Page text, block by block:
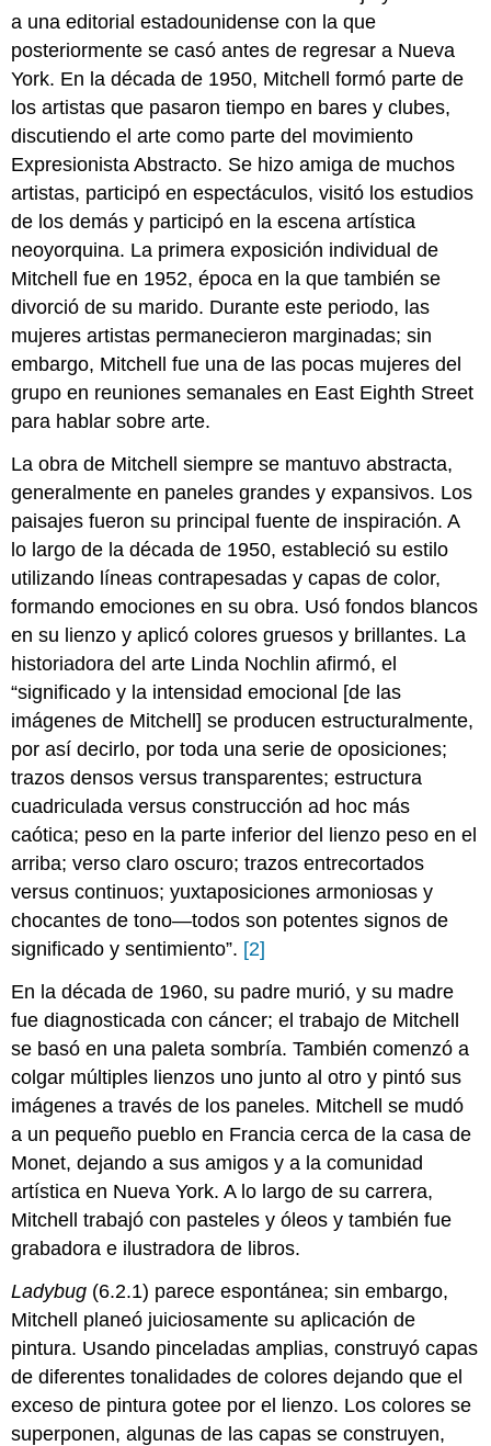
a una editorial estadounidense con la que
posteriormente se casó antes de regresar a Nueva
York. En la década de 1950, Mitchell formó parte de
los artistas que pasaron tiempo en bares y clubes,
discutiendo el arte como parte del movimiento
Expresionista Abstracto. Se hizo amiga de muchos
artistas, participó en espectáculos, visitó los estudios
de los demás y participó en la escena artística
neoyorquina. La primera exposición individual de
Mitchell fue en 1952, época en la que también se
divorció de su marido. Durante este periodo, las
mujeres artistas permanecieron marginadas; sin
embargo, Mitchell fue una de las pocas mujeres del
grupo en reuniones semanales en East Eighth Street
para hablar sobre arte.
La obra de Mitchell siempre se mantuvo abstracta,
generalmente en paneles grandes y expansivos. Los
paisajes fueron su principal fuente de inspiración. A
lo largo de la década de 1950, estableció su estilo
utilizando líneas contrapesadas y capas de color,
formando emociones en su obra. Usó fondos blancos
en su lienzo y aplicó colores gruesos y brillantes. La
historiadora del arte Linda Nochlin afirmó, el
“significado y la intensidad emocional [de las
imágenes de Mitchell] se producen estructuralmente,
por así decirlo, por toda una serie de oposiciones;
trazos densos versus transparentes; estructura
cuadriculada versus construcción ad hoc más
caótica; peso en la parte inferior del lienzo peso en el
arriba; verso claro oscuro; trazos entrecortados
versus continuos; yuxtaposiciones armoniosas y
chocantes de tono—todos son potentes signos de
significado y sentimiento”. [2]
En la década de 1960, su padre murió, y su madre
fue diagnosticada con cáncer; el trabajo de Mitchell
se basó en una paleta sombría. También comenzó a
colgar múltiples lienzos uno junto al otro y pintó sus
imágenes a través de los paneles. Mitchell se mudó
a un pequeño pueblo en Francia cerca de la casa de
Monet, dejando a sus amigos y a la comunidad
artística en Nueva York. A lo largo de su carrera,
Mitchell trabajó con pasteles y óleos y también fue
grabadora e ilustradora de libros.
Ladybug (6.2.1) parece espontánea; sin embargo,
Mitchell planeó juiciosamente su aplicación de
pintura. Usando pinceladas amplias, construyó capas
de diferentes tonalidades de colores dejando que el
exceso de pintura gotee por el lienzo. Los colores se
superponen, algunas de las capas se construyen,